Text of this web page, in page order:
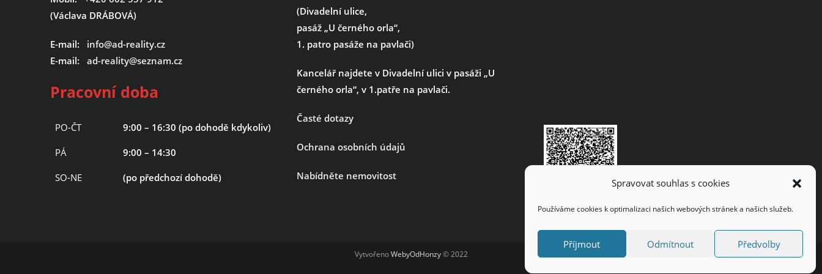
Spravovat souhlas s cookies
Používáme cookies k optimalizaci našich webových stránek a našich služeb.
Příjmout Odmítnout Předvolby
(Václava DRÁBOVÁ)
E-mail: info@ad-reality.cz
E-mail:ad-reality@seznam.cz
Pracovní doba
PO-ČT 9:00 – 16:30 (po dohodě kdykoliv)
PÁ 9:00 – 14:30
SO-NE (po předchozí dohodě)
(Divadelní ulice,
pasáž „U černého orla“,
1. patro pasáže na pavlači)
Kancelář najdete v Divadelní ulici v pasáži „U
černého orla“, v 1.patře na pavlači.
Časté dotazy
Ochrana osobních údajů
Nabídněte nemovitost
VytvořenoWebyOdHonzy© 2022